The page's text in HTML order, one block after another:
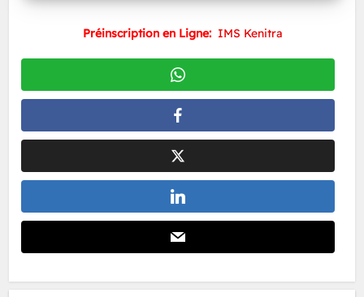
Préinscription en Ligne: IMS Kenitra